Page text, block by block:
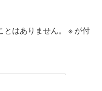
はありません。 ※ が付